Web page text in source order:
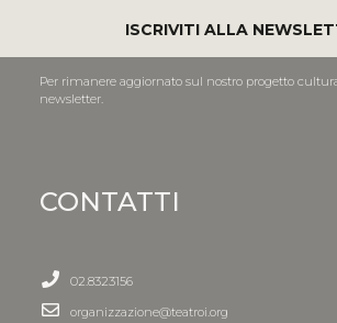
ISCRIVITI ALLA
Per rimanere aggiornato sul nostro progetto
newsletter.
CONTATTI
02.8323156
organizzazione@teatroi.org